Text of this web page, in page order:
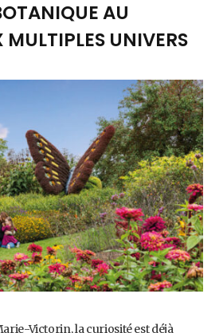
AU
UNIVERS
Victorin, la curiosité est déjà